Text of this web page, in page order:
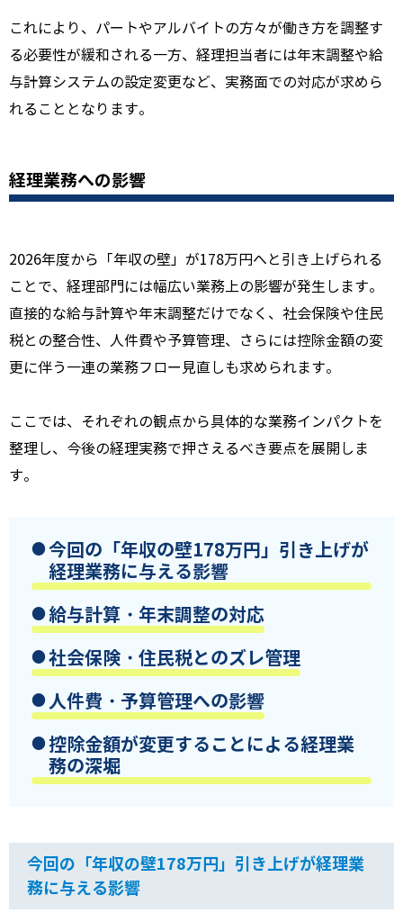
これにより、パートやアルバイトの方々が働き方を調整す
る必要性が緩和される一方、経理担当者には年末調整や給
与計算システムの設定変更など、実務面での対応が求めら
れることとなります。
経理業務への影響
2026年度から「年収の壁」が178万円へと引き上げられる
ことで、経理部門には幅広い業務上の影響が発生します。
直接的な給与計算や年末調整だけでなく、社会保険や住民
税との整合性、人件費や予算管理、さらには控除金額の変
更に伴う一連の業務フロー見直しも求められます。
ここでは、それぞれの観点から具体的な業務インパクトを
整理し、今後の経理実務で押さえるべき要点を展開しま
す。
今回の「年収の壁178万円」引き上げが
経理業務に与える影響
給与計算・年末調整の対応
社会保険・住民税とのズレ管理
人件費・予算管理への影響
控除金額が変更することによる経理業
務の深堀
今回の「年収の壁178万円」引き上げが経理業
務に与える影響